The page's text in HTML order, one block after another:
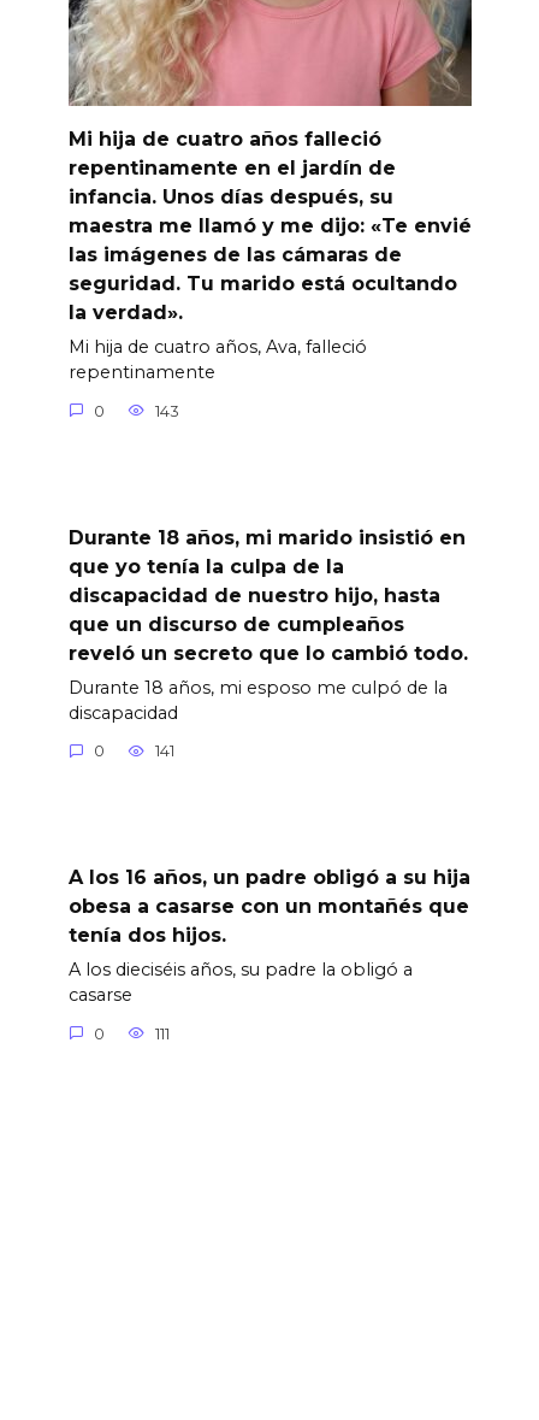
Mi hija de cuatro años falleció
repentinamente en el jardín de
infancia. Unos días después, su
maestra me llamó y me dijo: «Te envié
las imágenes de las cámaras de
seguridad. Tu marido está ocultando
la verdad».
Mi hija de cuatro años, Ava, falleció
repentinamente
0 143
Durante 18 años, mi marido insistió en
que yo tenía la culpa de la
discapacidad de nuestro hijo, hasta
que un discurso de cumpleaños
reveló un secreto que lo cambió todo.
Durante 18 años, mi esposo me culpó de la
discapacidad
0 141
A los 16 años, un padre obligó a su hija
obesa a casarse con un montañés que
tenía dos hijos.
A los dieciséis años, su padre la obligó a
casarse
0 111